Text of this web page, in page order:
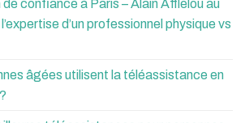
confiance à Paris – Alain Afflelou au
d’un professionnel physique vs
âgées utilisent la téléassistance en